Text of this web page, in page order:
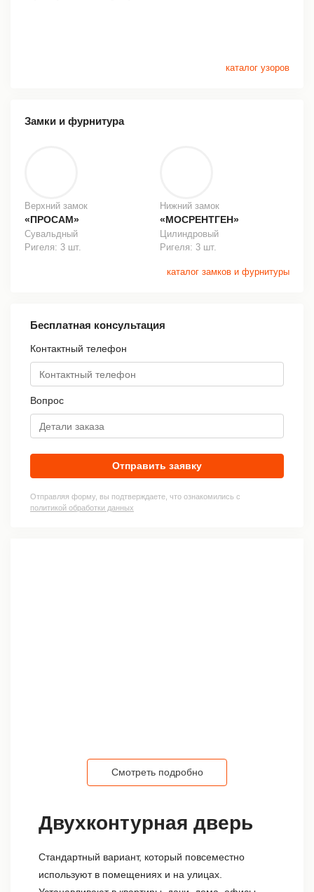
каталог узоров
Замки и фурнитура
Верхний замок
«ПРОСАМ»
Сувальдный
Ригеля: 3 шт.
Нижний замок
«МОСРЕНТГЕН»
Цилиндровый
Ригеля: 3 шт.
каталог замков и фурнитуры
Бесплатная консультация
Контактный телефон
Вопрос
Отправить заявку
Отправляя форму, вы подтверждаете, что ознакомились с
политикой обработки данных
Двухконтурная дверь
Стандартный вариант, который повсеместно
используют в помещениях и на улицах.
Смотреть подробно